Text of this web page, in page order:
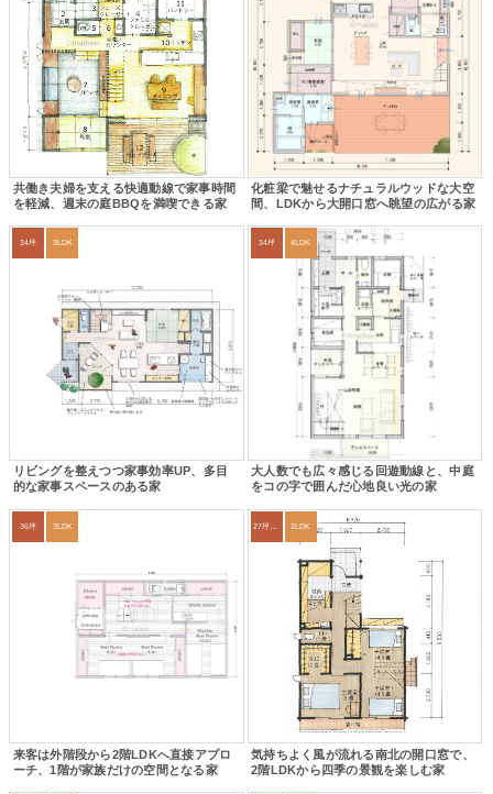
共働き夫婦を支える快適動線で家事時間
を軽減、週末の庭BBQを満喫できる家
化粧梁で魅せるナチュラルウッドな大空
間、LDKから大開口窓へ眺望の広がる家
34坪 3LDK
リビングを整えつつ家事効率UP、多目
的な家事スペースのある家
34坪 4LDK
大人数でも広々感じる回遊動線と、中庭
をコの字で囲んだ心地良い光の家
36坪 3LDK
来客は外階段から2階LDKへ直接アプロ
ーチ、1階が家族だけの空間となる家
27坪〜30坪 2LDK
気持ちよく風が流れる南北の開口窓で、
2階LDKから四季の景観を楽しむ家